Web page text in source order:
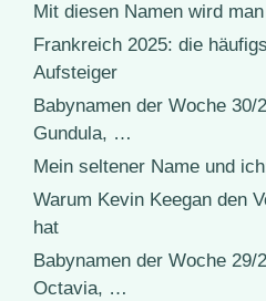
Mit diesen Namen wird
Frankreich 2025: die
Aufsteiger
Babynamen der Woche 30/
Gundula, …
Mein seltener Name und
Warum Kevin Keegan den
hat
Babynamen der Woche 29/
Octavia, …